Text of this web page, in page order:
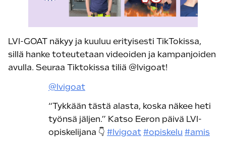
LVI-GOAT näkyy ja kuuluu erityisesti TikTokissa,
sillä hanke toteutetaan videoiden ja kampanjoiden
avulla. Seuraa Tiktokissa tiliä @lvigoat!
@lvigoat
“Tykkään tästä alasta, koska näkee heti
työnsä jäljen.” Katso Eeron päivä LVI-
opiskelijana 👇 #lvigoat #opiskelu #amis